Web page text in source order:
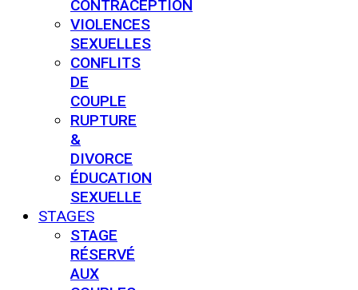
CONTRACEPTION
VIOLENCES
SEXUELLES
CONFLITS
DE
COUPLE
RUPTURE
&
DIVORCE
ÉDUCATION
SEXUELLE
STAGES
STAGE
RÉSERVÉ
AUX